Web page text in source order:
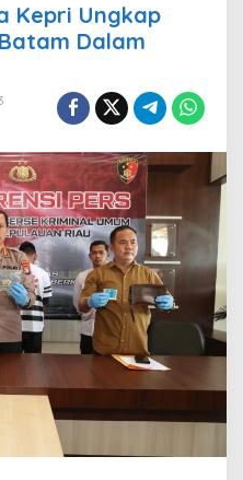
Kepri Ungkap
Dalam